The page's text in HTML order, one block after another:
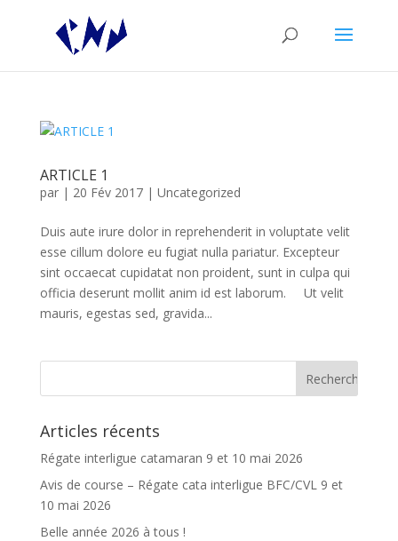
ARTICLE 1
par | 20 Fév 2017| Uncategorized
Duis aute irure dolor in reprehenderit in voluptate velit
esse cillum dolore eu fugiat nulla pariatur. Excepteur
sint occaecat cupidatat non proident, sunt in culpa qui
officia deserunt mollit anim id est laborum. Ut velit
mauris, egestas sed, gravida...
Articles récents
Régate interligue catamaran 9 et 10 mai 2026
Avis de course – Régate cata interligue BFC/CVL 9 et
10 mai 2026
Belle année 2026 à tous !